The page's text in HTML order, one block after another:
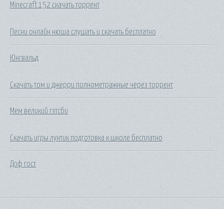
Minecraft 152 скачать торрент
Песни онлайн нюша слушать и скачать бесплатно
Юнгвальд
Скачать том и джерри полнометражные через торрент
Мем великий гэтсби
Скачать игры лунтик подготовка к школе бесплатно
Доф гост